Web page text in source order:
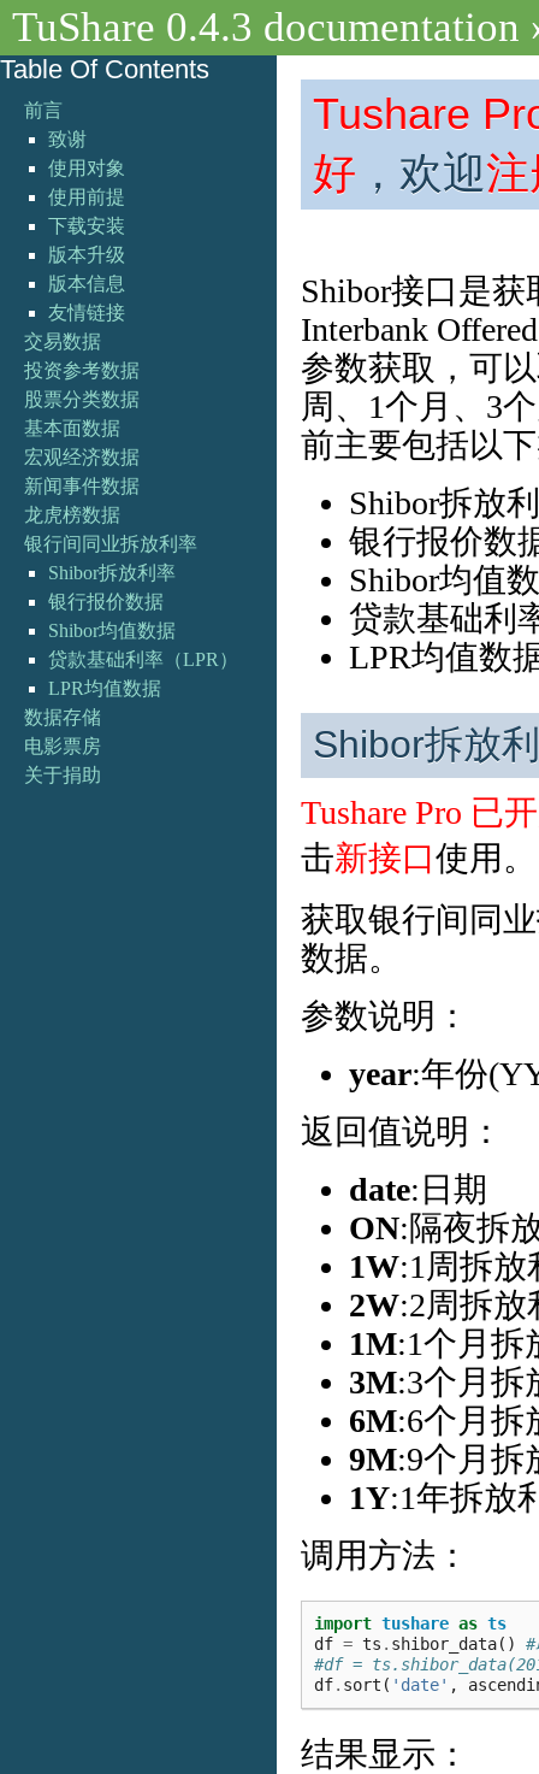
TuShare 0.4.3 documentation
Table Of Contents
前言
致谢
使用对象
使用前提
下载安装
版本升级
版本信息
友情链接
交易数据
投资参考数据
股票分类数据
基本面数据
宏观经济数据
新闻事件数据
龙虎榜数据
银行间同业拆放利率
Shibor拆放利率
银行报价数据
Shibor均值数据
贷款基础利率（LPR）
LPR均值数据
数据存储
电影票房
关于捐助
Tushare
好 ，欢迎
Shibor接口是获
Interbank
参数获取，可
周、1个月、3
前主要包括以
Shibor拆放
银行报价数
Shibor均值
贷款基础利
LPR均值数
Shibor拆放
Tushare Pro 已
击新接口使用。
获取银行间同
数据。
参数说明：
year:年份
返回值说明：
date:日期
ON:隔夜拆
1W:1周拆放
2W:2周拆放
1M:1个月拆
3M:3个月拆
6M:6个月拆
9M:9个月拆
1Y:1年拆放
调用方法：
import tushare as ts
df = ts . shibor_data()
#
#df =
df. sort ( 'date' ,
结果显示：